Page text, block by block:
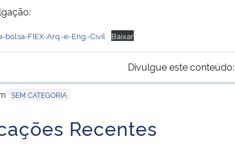
bolsa-FIEX-Arq.-e-Eng.-Civil Baixar
Divulgue este conteúdo:
SEM CATEGORIA
Recentes